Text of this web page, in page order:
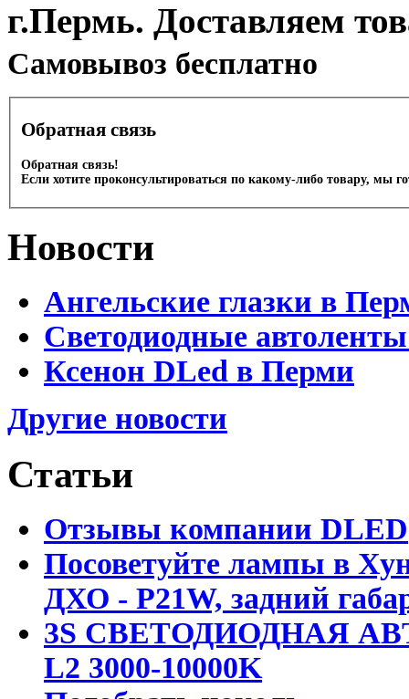
г.Пермь. Доставляем
Cамовывоз бесплатно
Обратная связь
Обратная связь!
Если хотите проконсультироваться по какому-либо товару, мы
Новости
Ангельские глазки в
Светодиодные
Ксенон DLed в Перми
Другие новости
Статьи
Отзывы компании DLED
Посоветуйте лампы в
ДХО - P21W, задний
3S СВЕТОДИОДНАЯ
L2 3000-10000K